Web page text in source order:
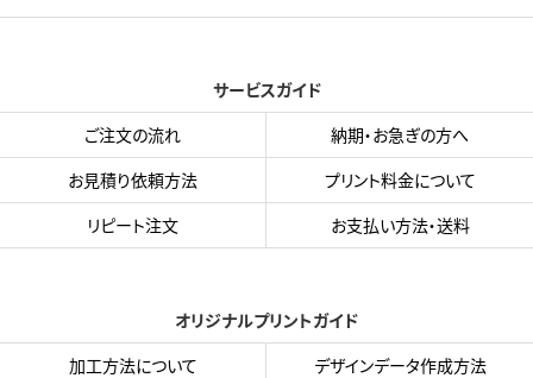
サービスガイド
ご注文の流れ
納期・お急ぎの方へ
お見積り依頼方法
プリント料金について
リピート注文
お支払い方法・送料
オリジナルプリントガイド
加工方法について
デザインデータ作成方法